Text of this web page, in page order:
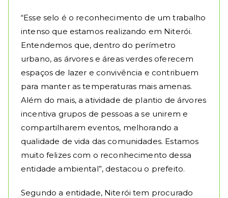
“Esse selo é o reconhecimento de um trabalho
intenso que estamos realizando em Niterói.
Entendemos que, dentro do perímetro
urbano, as árvores e áreas verdes oferecem
espaços de lazer e convivência e contribuem
para manter as temperaturas mais amenas.
Além do mais, a atividade de plantio de árvores
incentiva grupos de pessoas a se unirem e
compartilharem eventos, melhorando a
qualidade de vida das comunidades. Estamos
muito felizes com o reconhecimento dessa
entidade ambiental”, destacou o prefeito.
Segundo a entidade, Niterói tem procurado